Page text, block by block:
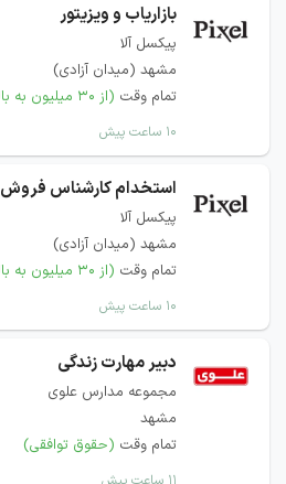
بازاریاب و ویزیتور
پیکسل آلا
مشهد (میدان آزادی)
تمام وقت (از ۳۰ میلیون به بالا)
۱۰ ساعت پیش
استخدام کارشناس فروش
پیکسل آلا
مشهد (میدان آزادی)
تمام وقت (از ۳۰ میلیون به بالا)
۱۰ ساعت پیش
دبیر مهارت زندگی
مجموعه مدارس علوی
مشهد
تمام وقت (حقوق توافقی)